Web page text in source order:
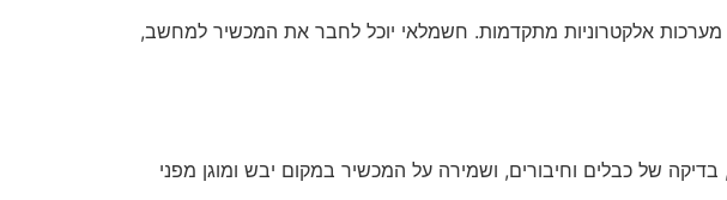
מערכות אלקטרוניות מתקדמות. חשמלאי יוכל לחבר את המכשיר למחשב,
של כבלים וחיבורים, ושמירה על המכשיר במקום יבש ומוגן מפני